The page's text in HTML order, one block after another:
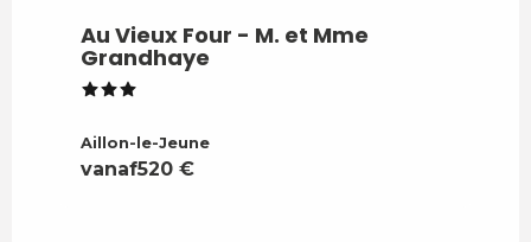
vanaf520 €
Au Vieux Four - M. et Mme
Grandhaye
Aillon-le-Jeune